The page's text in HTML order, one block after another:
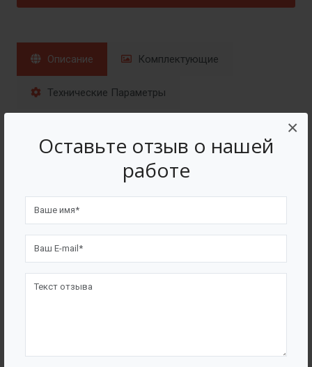
Оставьте отзыв о нашей
работе
×
Описание Комплектующие
Технические Параметры
Лопастные мешалки отличаются простой
обеспечивают перемешивание жидкостей с
мешалок колеблется от 18 до 80 об/мин; при
эффективность перемешивания резко снижается.
Популярные в разделе